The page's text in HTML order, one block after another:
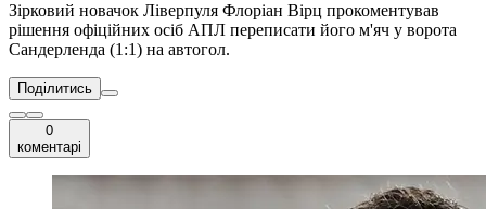
Зірковий новачок Ліверпуля Флоріан Вірц прокоментував
рішення офіційних осіб АПЛ переписати його м'яч у ворота
Сандерленда (1:1) на автогол.
Поділитись
0
коментарі